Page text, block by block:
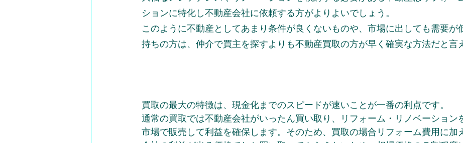
ションに特化し不動産会社に依頼する方がよりよいでしょう。
このように不動産としてあまり条件が良くないものや、市場に出しても需要が
持ちの方は、仲介で買主を探すよりも不動産買取の方が早く確実な方法だと言
買取の最大の特徴は、現金化までのスピードが速いことが一番の利点です。
通常の買取では不動産会社がいったん買い取り、リフォーム・リノベーション
市場で販売して利益を確保します。そのため、買取の場合リフォーム費用に加